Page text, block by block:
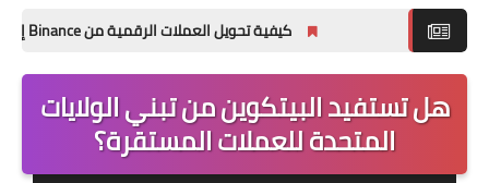
شروحات
منصات التداول
كيفية تحويل العملات الرقمية من Binance إلى MetaMask خطوة بخطوة للمبتدئين (دليل 2026)
هل تستفيد البيتكوين من تبني الولايات
المتحدة للعملات المستقرة؟